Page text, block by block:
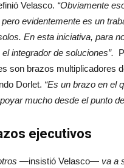
Velasco. “Obviamente
evidentemente es un
En esta iniciativa, para
integrador de soluciones”.
son brazos multiplicadores
Dorlet. “Es un brazo en el
mucho desde el punto
ejecutivos
—insistió Velasco— va a